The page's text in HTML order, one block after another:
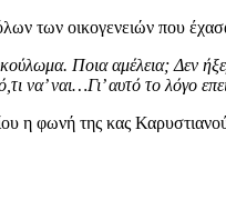
των οικογενειών που
Ποια αμέλεια; Δεν
να’ ναι…Γι’ αυτό το λόγο
η φωνή της κας